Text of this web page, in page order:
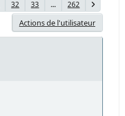
32 33 ... 262
Actions de l'utilisateur